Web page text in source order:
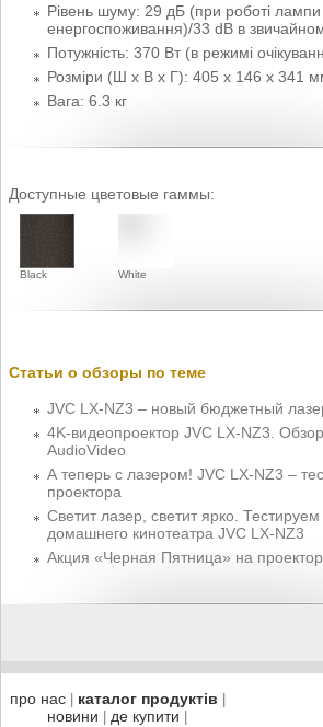
Рівень шуму: 29 дБ (при роботі лампи
енергоспоживання)/33 dB в
Потужність: 370 Вт (в режимі
Розміри (Ш x В x Г): 405 x 146 x 341
Вага: 6.3 кг
Доступные цветовые гаммы:
Black White
Статьи о обзоры по теме
JVC LX-NZ3 – новый бюджетный
4K-видеопроектор JVC LX-NZ3.
AudioVideo
А теперь с лазером! JVC LX-NZ3 –
проектора
Светит лазер, светит ярко.
домашнего кинотеатра JVC LX-NZ3
Акция «Черная Пятница» на
про нас| каталог продуктів
новини де купити